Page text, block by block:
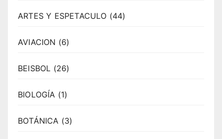
ARTES Y ESPETACULO (44)
AVIACION (6)
BEISBOL (26)
BIOLOGÍA (1)
BOTÁNICA (3)